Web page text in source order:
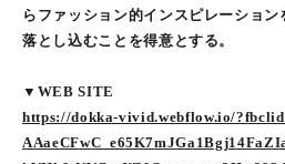
らファッション的インスピレーショ
落とし込むことを得意とする。
▼WEB SITE
https://dokka-vivid.webflow.io/